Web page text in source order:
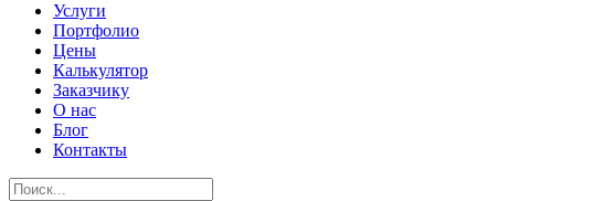
Услуги
Портфолио
Цены
Калькулятор
Заказчику
О нас
Блог
Контакты